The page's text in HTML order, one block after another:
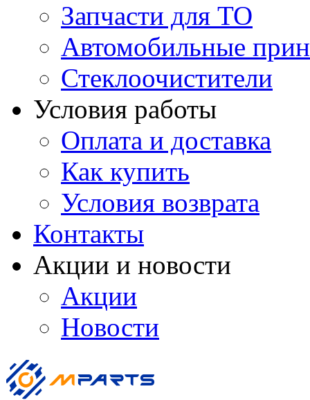
Запчасти для ТО
Автомобильные
Стеклоочистители
Условия работы
Оплата и доставка
Как купить
Условия возврата
Контакты
Акции и новости
Акции
Новости